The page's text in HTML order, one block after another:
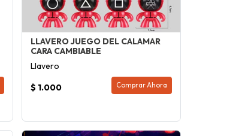
LLAVERO JUEGO DEL CALAMAR
CARA CAMBIABLE
Llavero
$ 1.000
Comprar Ahora